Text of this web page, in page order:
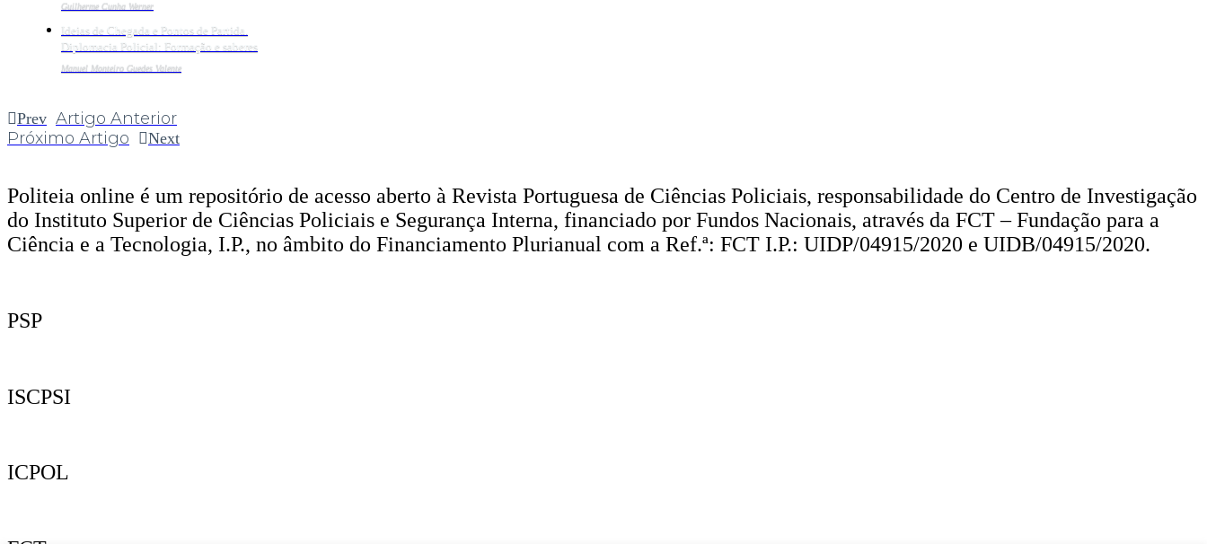
Guilherme Cunha Werner
Ideias de Chegada e Pontos de Partida.
Diplomacia Policial: Formação e saberes
Manuel Monteiro Guedes Valente
Prev Artigo Anterior
Próximo Artigo
Next
Politeia online é um repositório de acesso aberto à Revista Portuguesa de Ciências Policiais, responsabilidade do Centro de Investigação
do Instituto Superior de Ciências Policiais e Segurança Interna, financiado por Fundos Nacionais, através da FCT – Fundação para a
Ciência e a Tecnologia, I.P., no âmbito do Financiamento Plurianual com a Ref.ª: FCT I.P.: UIDP/04915/2020 e UIDB/04915/2020.
PSP
ISCPSI
ICPOL